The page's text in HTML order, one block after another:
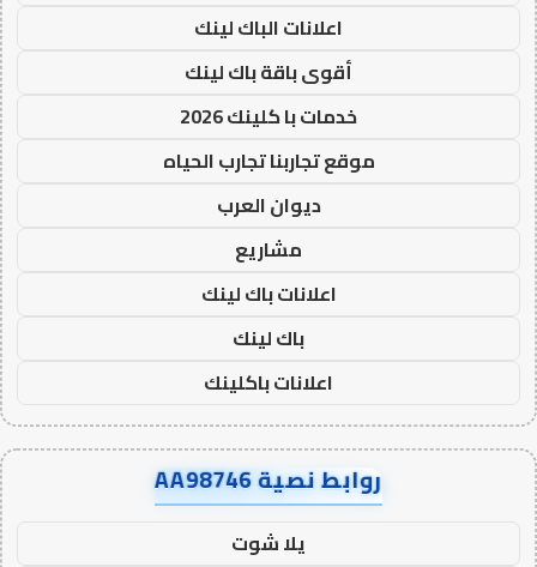
اعلانات الباك لينك
أقوى باقة باك لينك
خدمات با كلينك 2026
موقع تجاربنا تجارب الحياه
ديوان العرب
مشاريع
اعلانات باك لينك
باك لينك
اعلانات باكلينك
روابط نصية AA98746
يلا شوت